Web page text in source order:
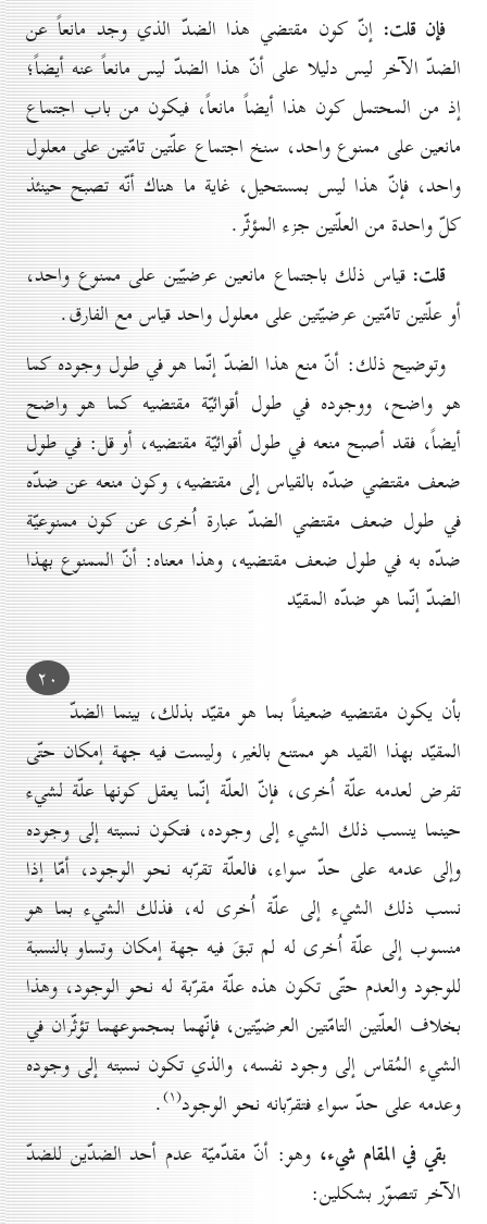
فإن قلت: إنّ كون مقتضي هذا الضدّ الذي وجد مانعاً عن
الضدّ الآخر ليس دليلا على أنّ هذا الضدّ ليس مانعاً عنه أيضاً؛
إذ من المحتمل كون هذا أيضاً مانعاً، فيكون من باب اجتماع
مانعين على ممنوع واحد، سنخ اجتماع علّتين تامّتين على معلول
واحد، فإنّ هذا ليس بمستحيل، غاية ما هناك أنّه تصبح حينئذ
كلّ واحدة من العلّتين جزء المؤثّر.
قلت: قياس ذلك باجتماع مانعين عرضيّين على ممنوع واحد،
أو علّتين تامّتين عرضيّتين على معلول واحد قياس مع الفارق.
وتوضيح ذلك: أنّ منع هذا الضدّ إنّما هو في طول وجوده كما
هو واضح، ووجوده في طول أقوائيّة مقتضيه كما هو واضح
أيضاً، فقد أصبح منعه في طول أقوائيّة مقتضيه، أو قل: في طول
ضعف مقتضي ضدّه بالقياس إلى مقتضيه، وكون منعه عن ضدّه
في طول ضعف مقتضي الضدّ عبارة اُخرى عن كون ممنوعيّة
ضدّه به في طول ضعف مقتضيه، وهذا معناه: أنّ الممنوع بهذا
الضدّ إنّما هو ضدّه المقيّد
۲٠
بأن يكون مقتضيه ضعيفاً بما هو مقيّد بذلك، بينما الضدّ
المقيّد بهذا القيد هو ممتنع بالغير، وليست فيه جهة إمكان حتّى
تفرض لعدمه علّة اُخرى، فإنّ العلّة إنّما يعقل كونها علّة لشيء
حينما ينسب ذلك الشيء إلى وجوده، فتكون نسبته إلى وجوده
وإلى عدمه على حدّ سواء، فالعلّة تقرّبه نحو الوجود، أمّا إذا
نسب ذلك الشيء إلى علّة اُخرى له، فذلك الشيء بما هو
منسوب إلى علّة اُخرى له لم تبقَ فيه جهة إمكان وتساو بالنسبة
للوجود والعدم حتّى تكون هذه علّة مقرّبة له نحو الوجود، وهذا
بخلاف العلّتين التامّتين العرضيّتين، فإنّهما بمجموعهما تؤثّران في
الشيء المُقاس إلى وجود نفسه، والذي تكون نسبته إلى وجوده
وعدمه على حدّ سواء فتقرّبانه نحو الوجود(۱) .
بقي في المقام شيء، وهو: أنّ مقدّميّة عدم أحد الضدّين للضدّ
الآخر تتصوّر بشكلين: